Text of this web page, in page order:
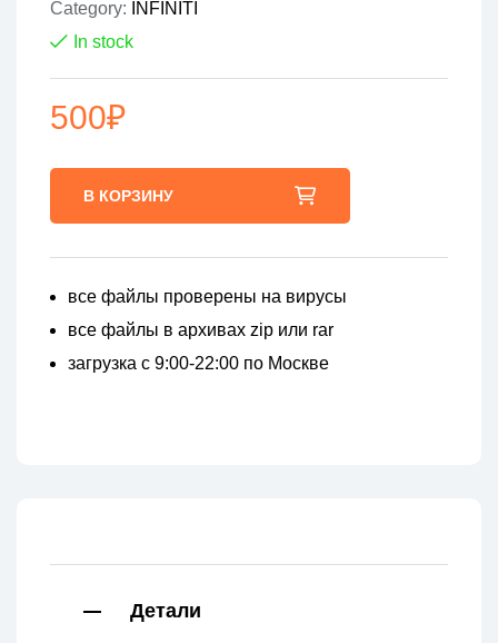
Category:
INFINITI
In stock
500₽
В КОРЗИНУ
все файлы проверены на вирусы
все файлы в архивах zip или rar
загрузка с 9:00-22:00 по Москве
Детали